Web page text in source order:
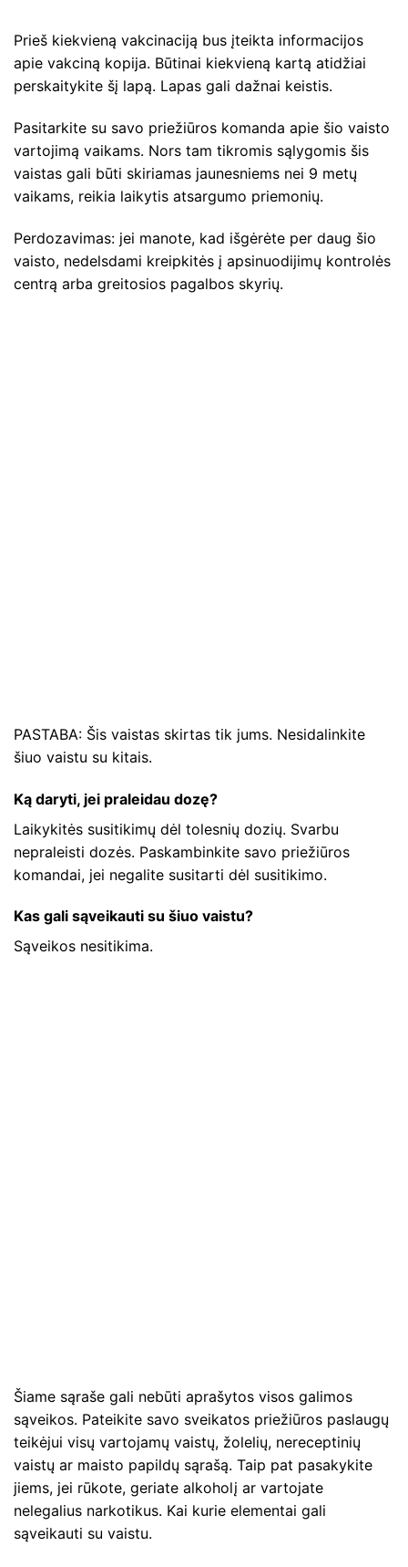
Prieš kiekvieną vakcinaciją bus įteikta informacijos
apie vakciną kopija. Būtinai kiekvieną kartą atidžiai
perskaitykite šį lapą. Lapas gali dažnai keistis.
Pasitarkite su savo priežiūros komanda apie šio vaisto
vartojimą vaikams. Nors tam tikromis sąlygomis šis
vaistas gali būti skiriamas jaunesniems nei 9 metų
vaikams, reikia laikytis atsargumo priemonių.
Perdozavimas: jei manote, kad išgėrėte per daug šio
vaisto, nedelsdami kreipkitės į apsinuodijimų kontrolės
centrą arba greitosios pagalbos skyrių.
PASTABA: Šis vaistas skirtas tik jums. Nesidalinkite
šiuo vaistu su kitais.
Ką daryti, jei praleidau dozę?
Laikykitės susitikimų dėl tolesnių dozių. Svarbu
nepraleisti dozės. Paskambinkite savo priežiūros
komandai, jei negalite susitarti dėl susitikimo.
Kas gali sąveikauti su šiuo vaistu?
Sąveikos nesitikima.
Šiame sąraše gali nebūti aprašytos visos galimos
sąveikos. Pateikite savo sveikatos priežiūros paslaugų
teikėjui visų vartojamų vaistų, žolelių, nereceptinių
vaistų ar maisto papildų sąrašą. Taip pat pasakykite
jiems, jei rūkote, geriate alkoholį ar vartojate
nelegalius narkotikus. Kai kurie elementai gali
sąveikauti su vaistu.